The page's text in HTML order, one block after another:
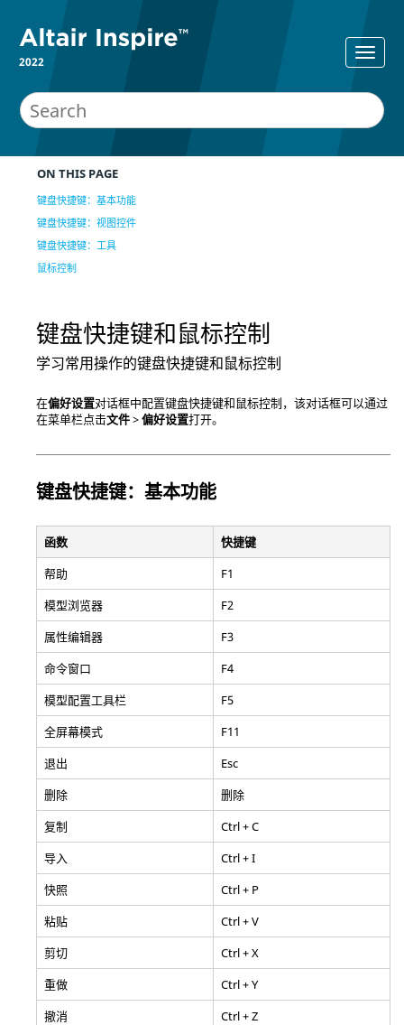
2022
ON THIS PAGE
键盘快捷键：基本功能
键盘快捷键：视图控件
键盘快捷键：工具
鼠标控制
键盘快捷键和鼠标控制
学习常用操作的键盘快捷键和鼠标控制
在偏好设置对话框中配置键盘快捷键和鼠标控制，该对话框可以通过
在菜单栏点击文件>偏好设置打开。
键盘快捷键：基本功能
函数
快捷键
帮助
F1
模型浏览器
F2
属性编辑器
F3
命令窗口
F4
模型配置工具栏
F5
全屏幕模式
F11
退出
Esc
删除
删除
复制
Ctrl + C
导入
Ctrl + I
快照
Ctrl + P
粘贴
Ctrl + V
剪切
Ctrl + X
重做
Ctrl + Y
撤消
Ctrl + Z